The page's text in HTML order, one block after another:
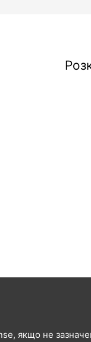
якщо не